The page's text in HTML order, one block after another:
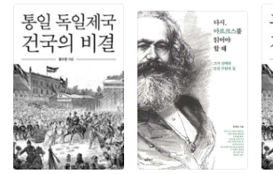
할 가능성이 크다. 이 경우가 바로 그렇다. 힌덴부르
경을 갖고 있던 그 패거리는 히틀러를 총리로 임명
될지 내다보지 못했다. 대신 그들은 히틀러가 직무
제할 수 있다고 생각함으로써 제 꾀에 넘어갔다. …
결국 히틀러는 독일 엘리트들의 묵인으로 쉽게 권
하는 것은 훨씬 더 어려운 일로 드러난다.
--- p.203-204 「5. 엘리트층과 공모하기」 중에서
예를 들면, 20대 중반 이전에는 전두피질이 완전히
능력이 성숙하지 않은 반면 뇌에서 새로움과 흥분을
분히 발달해 있다. 이 이론을 히틀러는 몰랐지만 본
틀러 유겐트나 독일소녀연맹 등을 통해 청년 및 청
들였다. 권위에 대한 복종, 가스실 등 피살자를 보지
법 등을 활용해 인간적으로 견디기 어려운 학살을
학적으로 설명된다. 빈의 유대인들에게 길바닥을 문
굴욕을 주는 것은 적을 위협적인 존재에서 무기력한